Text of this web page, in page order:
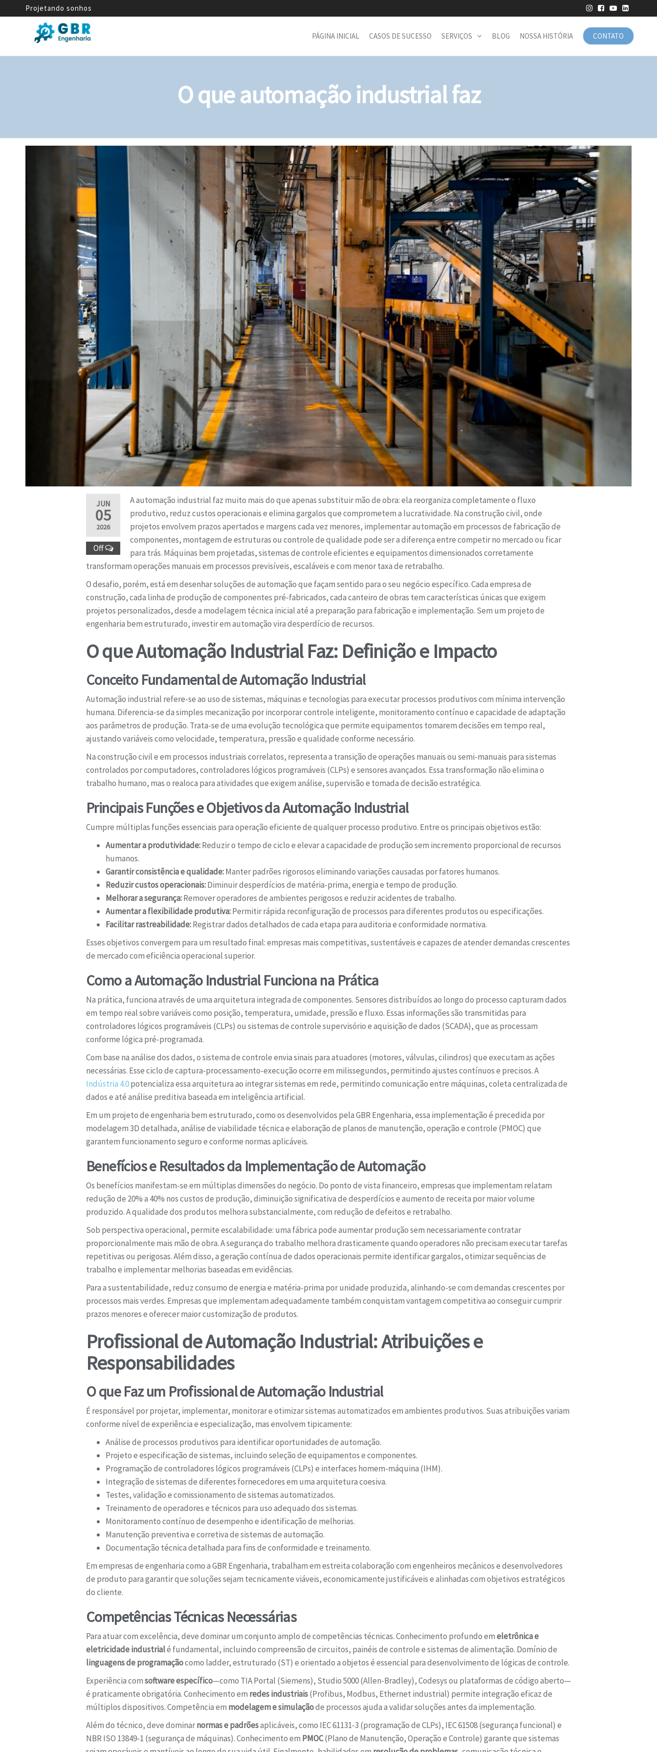
Projetando sonhos
Engenharia
CONTATO
PÁGINA INICIAL CASOS DE SUCESSO SERVIÇOS BLOG NOSSA HISTÓRIA
O que automação industrial faz
JUN
05
2026
Off
A automação industrial faz muito mais do que apenas substituir mão de obra: ela reorganiza completamente o fluxo
produtivo, reduz custos operacionais e elimina gargalos que comprometem a lucratividade. Na construção civil, onde
projetos envolvem prazos apertados e margens cada vez menores, implementar automação em processos de fabricação de
componentes, montagem de estruturas ou controle de qualidade pode ser a diferença entre competir no mercado ou ficar
para trás. Máquinas bem projetadas, sistemas de controle eficientes e equipamentos dimensionados corretamente
transformam operações manuais em processos previsíveis, escaláveis e com menor taxa de retrabalho.
O desafio, porém, está em desenhar soluções de automação que façam sentido para o seu negócio específico. Cada empresa de
construção, cada linha de produção de componentes pré-fabricados, cada canteiro de obras tem características únicas que exigem
projetos personalizados, desde a modelagem técnica inicial até a preparação para fabricação e implementação. Sem um projeto de
engenharia bem estruturado, investir em automação vira desperdício de recursos.
O que Automação Industrial Faz: Definição e Impacto
Conceito Fundamental de Automação Industrial
Automação industrial refere-se ao uso de sistemas, máquinas e tecnologias para executar processos produtivos com mínima intervenção
humana. Diferencia-se da simples mecanização por incorporar controle inteligente, monitoramento contínuo e capacidade de adaptação
aos parâmetros de produção. Trata-se de uma evolução tecnológica que permite equipamentos tomarem decisões em tempo real,
ajustando variáveis como velocidade, temperatura, pressão e qualidade conforme necessário.
Na construção civil e em processos industriais correlatos, representa a transição de operações manuais ou semi-manuais para sistemas
controlados por computadores, controladores lógicos programáveis (CLPs) e sensores avançados. Essa transformação não elimina o
trabalho humano, mas o realoca para atividades que exigem análise, supervisão e tomada de decisão estratégica.
Principais Funções e Objetivos da Automação Industrial
Cumpre múltiplas funções essenciais para operação eficiente de qualquer processo produtivo. Entre os principais objetivos estão:
Aumentar a produtividade:Reduzir o tempo de ciclo e elevar a capacidade de produção sem incremento proporcional de recursos
humanos.
Garantir consistência e qualidade:Manter padrões rigorosos eliminando variações causadas por fatores humanos.
Reduzir custos operacionais:Diminuir desperdícios de matéria-prima, energia e tempo de produção.
Melhorar a segurança:Remover operadores de ambientes perigosos e reduzir acidentes de trabalho.
Aumentar a flexibilidade produtiva:Permitir rápida reconfiguração de processos para diferentes produtos ou especificações.
Facilitar rastreabilidade:Registrar dados detalhados de cada etapa para auditoria e conformidade normativa.
Esses objetivos convergem para um resultado final: empresas mais competitivas, sustentáveis e capazes de atender demandas crescentes
de mercado com eficiência operacional superior.
Como a Automação Industrial Funciona na Prática
Na prática, funciona através de uma arquitetura integrada de componentes. Sensores distribuídos ao longo do processo capturam dados
em tempo real sobre variáveis como posição, temperatura, umidade, pressão e fluxo. Essas informações são transmitidas para
controladores lógicos programáveis (CLPs) ou sistemas de controle supervisório e aquisição de dados (SCADA), que as processam
conforme lógica pré-programada.
Com base na análise dos dados, o sistema de controle envia sinais para atuadores (motores, válvulas, cilindros) que executam as ações
necessárias. Esse ciclo de captura-processamento-execução ocorre em milissegundos, permitindo ajustes contínuos e precisos. A
Indústria 4.0potencializa essa arquitetura ao integrar sistemas em rede, permitindo comunicação entre máquinas, coleta centralizada de
dados e até análise preditiva baseada em inteligência artificial.
Em um projeto de engenharia bem estruturado, como os desenvolvidos pela GBR Engenharia, essa implementação é precedida por
modelagem 3D detalhada, análise de viabilidade técnica e elaboração de planos de manutenção, operação e controle (PMOC) que
garantem funcionamento seguro e conforme normas aplicáveis.
Benefícios e Resultados da Implementação de Automação
Os benefícios manifestam-se em múltiplas dimensões do negócio. Do ponto de vista financeiro, empresas que implementam relatam
redução de 20% a 40% nos custos de produção, diminuição significativa de desperdícios e aumento de receita por maior volume
produzido. A qualidade dos produtos melhora substancialmente, com redução de defeitos e retrabalho.
Sob perspectiva operacional, permite escalabilidade: uma fábrica pode aumentar produção sem necessariamente contratar
proporcionalmente mais mão de obra. A segurança do trabalho melhora drasticamente quando operadores não precisam executar tarefas
repetitivas ou perigosas. Além disso, a geração contínua de dados operacionais permite identificar gargalos, otimizar sequências de
trabalho e implementar melhorias baseadas em evidências.
Para a sustentabilidade, reduz consumo de energia e matéria-prima por unidade produzida, alinhando-se com demandas crescentes por
processos mais verdes. Empresas que implementam adequadamente também conquistam vantagem competitiva ao conseguir cumprir
prazos menores e oferecer maior customização de produtos.
Profissional de Automação Industrial: Atribuições e
Responsabilidades
O que Faz um Profissional de Automação Industrial
É responsável por projetar, implementar, monitorar e otimizar sistemas automatizados em ambientes produtivos. Suas atribuições variam
conforme nível de experiência e especialização, mas envolvem tipicamente:
Análise de processos produtivos para identificar oportunidades de automação.
Projeto e especificação de sistemas, incluindo seleção de equipamentos e componentes.
Programação de controladores lógicos programáveis (CLPs) e interfaces homem-máquina (IHM).
Integração de sistemas de diferentes fornecedores em uma arquitetura coesiva.
Testes, validação e comissionamento de sistemas automatizados.
Treinamento de operadores e técnicos para uso adequado dos sistemas.
Monitoramento contínuo de desempenho e identificação de melhorias.
Manutenção preventiva e corretiva de sistemas de automação.
Documentação técnica detalhada para fins de conformidade e treinamento.
Em empresas de engenharia como a GBR Engenharia, trabalham em estreita colaboração com engenheiros mecânicos e desenvolvedores
de produto para garantir que soluções sejam tecnicamente viáveis, economicamente justificáveis e alinhadas com objetivos estratégicos
do cliente.
Competências Técnicas Necessárias
Para atuar com excelência, deve dominar um conjunto amplo de competências técnicas. Conhecimento profundo emeletrônica e
eletricidade industrialé fundamental, incluindo compreensão de circuitos, painéis de controle e sistemas de alimentação. Domínio de
linguagens de programaçãocomo ladder, estruturado (ST) e orientado a objetos é essencial para desenvolvimento de lógicas de controle.
Experiência comsoftware específico—como TIA Portal (Siemens), Studio 5000 (Allen-Bradley), Codesys ou plataformas de código aberto—
é praticamente obrigatória. Conhecimento em redes industriais(Profibus, Modbus, Ethernet industrial) permite integração eficaz de
múltiplos dispositivos. Competência em modelagem e simulaçãode processos ajuda a validar soluções antes da implementação.
Além do técnico, deve dominarnormas e padrõesaplicáveis, como IEC 61131-3 (programação de CLPs), IEC 61508 (segurança funcional) e
NBR ISO 13849-1 (segurança de máquinas). Conhecimento em PMOC(Plano de Manutenção, Operação e Controle) garante que sistemas